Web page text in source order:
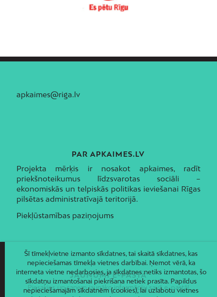
apkaimes@riga.lv
PAR APKAIMES.LV
Projekta mērķis ir nosakot apkaimes, radīt
priekšnoteikumus līdzsvarotas sociāli –
ekonomiskās un telpiskās politikas ieviešanai Rīgas
pilsētas administratīvajā teritorijā.
Piekļūstamības paziņojums
JAUNUMI E-PASTĀ
Piesakies un saņem jaunāko informāciju savā e-pastā!
Šī tīmekļvietne izmanto sīkdatnes, tai skaitā sīkdatnes, kas
nepieciešamas tīmekļa vietnes darbībai. Ņemot vērā, ka
interneta vietne nedarbosies, ja sīkdatnes netiks izmantotas, šo
sīkdatņu izmantošanai piekrišana netiek prasīta. Papildus
nepieciešamajām sīkdatnēm (cookies), lai uzlabotu vietnes